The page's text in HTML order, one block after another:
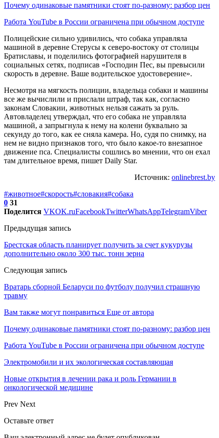
Почему одинаковые памятники стоят по-разному: разбор цен
Работа YouTube в России ограничена при обычном доступе
Полицейские сильно удивились, что собака управляла
машиной в деревне Стерусы к северо-востоку от столицы
Братиславы, и поделились фотографией нарушителя в
социальных сетях, подписав «Господин Пес, вы превысили
скорость в деревне. Ваше водительское удостоверение».
Несмотря на мягкость полиции, владельца собаки и машины
все же вычислили и прислали штраф, так как, согласно
законам Словакии, животных нельзя сажать за руль.
Автовладелец утверждал, что его собака не управляла
машиной, а запрыгнула к нему на колени буквально за
секунду до того, как ее сняла камера. Но, судя по снимку, на
нем не видно признаков того, что было какое-то внезапное
движение пса. Специалисты сошлись во мнении, что он ехал
там длительное время, пишет Daily Star.
Источник: onlinebrest.by
#животное#скорость#словакия#собака
0 31
Поделится VKOK.ruFacebookTwitterWhatsAppTelegramViber
Предыдущая запись
Брестская область планирует получить за счет кукурузы
дополнительно около 300 тыс. тонн зерна
Следующая запись
Вратарь сборной Беларуси по футболу получил страшную
травму
Вам также могут понравиться Еще от автора
Почему одинаковые памятники стоят по-разному: разбор цен
Работа YouTube в России ограничена при обычном доступе
Электромобили и их экологическая составляющая
Новые открытия в лечении рака и роль Германии в
онкологической медицине
Prev Next
Оставьте ответ